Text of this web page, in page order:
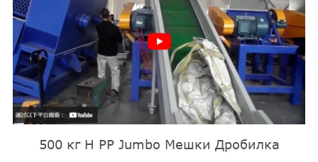
500 кг H PP Jumbo Мешки Дробилка